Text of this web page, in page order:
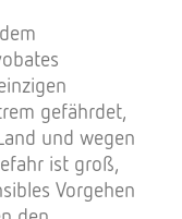
gefährdet,
und wegen
ist groß,
Vorgehen